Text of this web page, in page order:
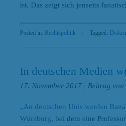
ist. Das zeigt sich jenseits
Posted in: Rechtspolitik Tagged:
In deutschen Medien
17. November 2017 | Beitrag
„An deutschen Unis werden
Würzburg, bei dem eine